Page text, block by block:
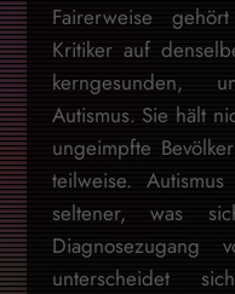
Fairerweise
Kritiker auf
kerngesunden,
Autismus. Sie hält
ungeimpfte
teilweise.
seltener, was
Diagnosezugang
unterscheidet